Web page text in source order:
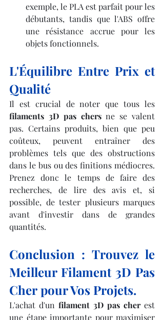
exemple, le PLA est parfait pour les
débutants, tandis que l'ABS offre
une résistance accrue pour les
objets fonctionnels.
L'Équilibre Entre Prix et
Qualité
filaments 3D pas chers ne se valent
pas. Certains produits, bien que peu
coûteux, peuvent entraîner des
problèmes tels que des obstructions
dans le bus ou des finitions médiocres.
Prenez donc le temps de faire des
recherches, de lire des avis et, si
possible, de tester plusieurs marques
avant d'investir dans de grandes
quantités.
Conclusion : Trouvez le
Meilleur Filament 3D Pas
Cher pour Vos Projets.
L'achat d'un filament 3D pas cher est
une étape importante pour maximiser